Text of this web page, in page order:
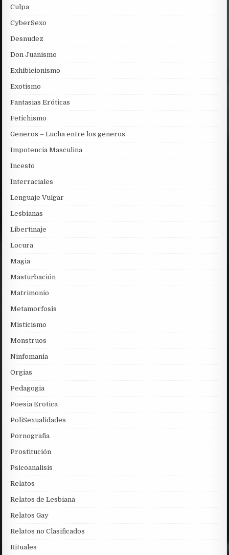
Culpa
CyberSexo
Desnudez
Don Juanismo
Exhibicionismo
Exotismo
Fantasias Eróticas
Fetichismo
Generos – Lucha entre los generos
Impotencia Masculina
Incesto
Interraciales
Lenguaje Vulgar
Lesbianas
Libertinaje
Locura
Magia
Masturbación
Matrimonio
Metamorfosis
Misticismo
Monstruos
Ninfomania
Orgias
Pedagogia
Poesia Erotica
PoliSexualidades
Pornografia
Prostitución
Psicoanalisis
Relatos
Relatos de Lesbiana
Relatos Gay
Relatos no Clasificados
Rituales